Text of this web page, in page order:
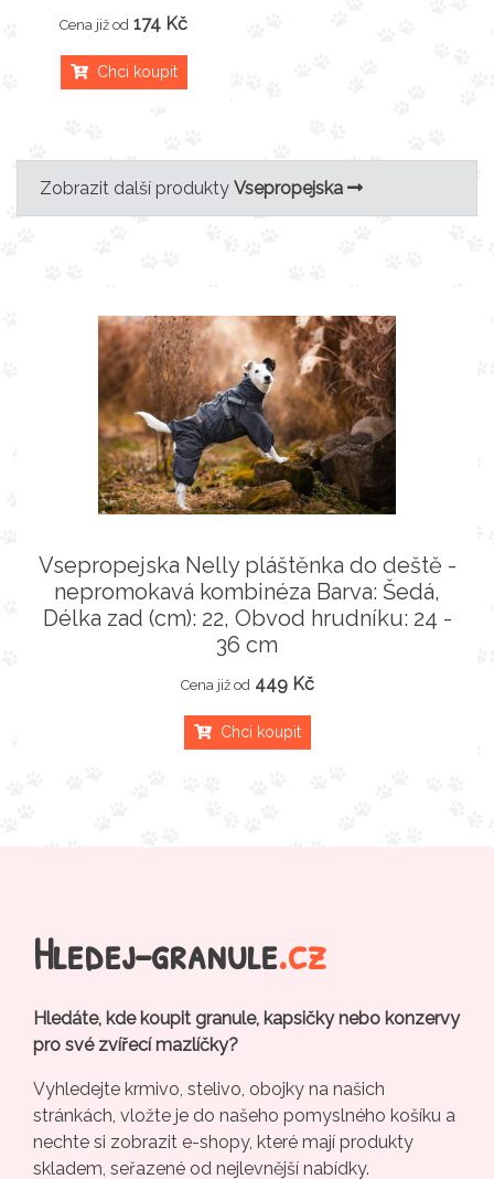
Cena již od 174 Kč
Chci koupit
Zobrazit další produkty Vsepropejska
Vsepropejska Nelly pláštěnka do deště -
nepromokavá kombinéza Barva: Šedá,
Délka zad (cm): 22, Obvod hrudníku: 24 -
36 cm
Cena již od 449 Kč
Chci koupit
Hledej-granule.cz
Hledáte, kde koupit granule, kapsičky nebo konzervy
pro své zvířecí mazlíčky?
Vyhledejte krmivo, stelivo, obojky na našich
stránkách, vložte je do našeho pomyslného košíku a
nechte si zobrazit e-shopy, které mají produkty
skladem, seřazené od nejlevnější nabídky.